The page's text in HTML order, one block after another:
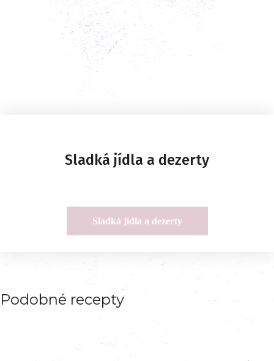
Sladká jídla a dezerty
Sladká jídla a dezerty
Podobné recepty